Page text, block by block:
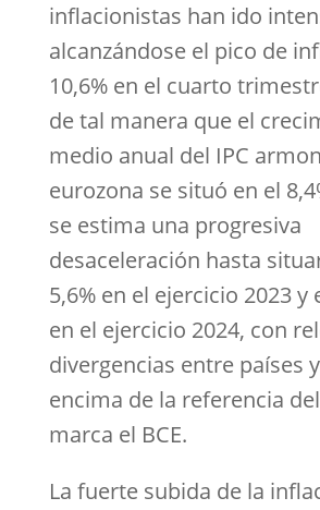
inflacionistas han ido
alcanzándose el pico de
10,6% en el cuarto
de tal manera que el
medio anual del IPC
eurozona se situó en el
se estima una progresiva
desaceleración hasta
5,6% en el ejercicio 2023 y
en el ejercicio 2024, con
divergencias entre países
encima de la referencia
marca el BCE.
La fuerte subida de la